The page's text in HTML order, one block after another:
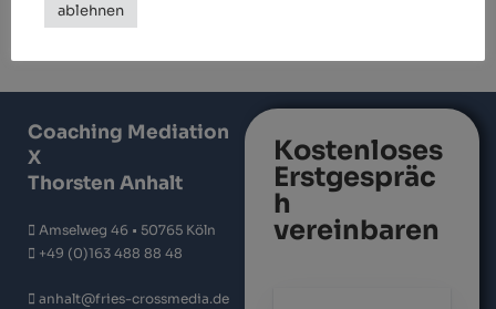
Coaching Mediation
X
Thorsten Anhalt
Amselweg 46 • 50765 Köln
+49 (0)163 488 88 48
anhalt@fries-crossmedia.de
Kostenloses
Erstgespräc
h
vereinbaren
ablehnen